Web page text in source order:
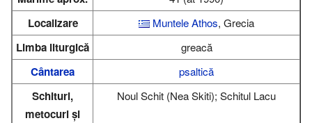
Localizare Muntele Athos, Grecia
Limba liturgică greacă
Cântarea psaltică
Schituri,
metocuri și
Noul Schit (Nea Skiti); Schitul Lacu